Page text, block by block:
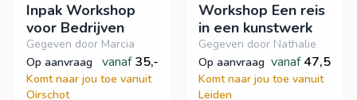
Inpak Workshop
voor Bedrijven
Gegeven door Marcia
op aanvraag
vanaf 35,-
Komt naar jou toe vanuit
Oirschot
Workshop Een reis
in een kunstwerk
Gegeven door Nathalie
op aanvraag vanaf 47,5
Komt naar jou toe vanuit
Leiden